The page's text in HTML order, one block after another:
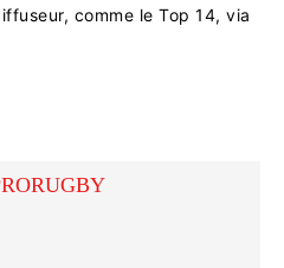
comme le Top 14, via